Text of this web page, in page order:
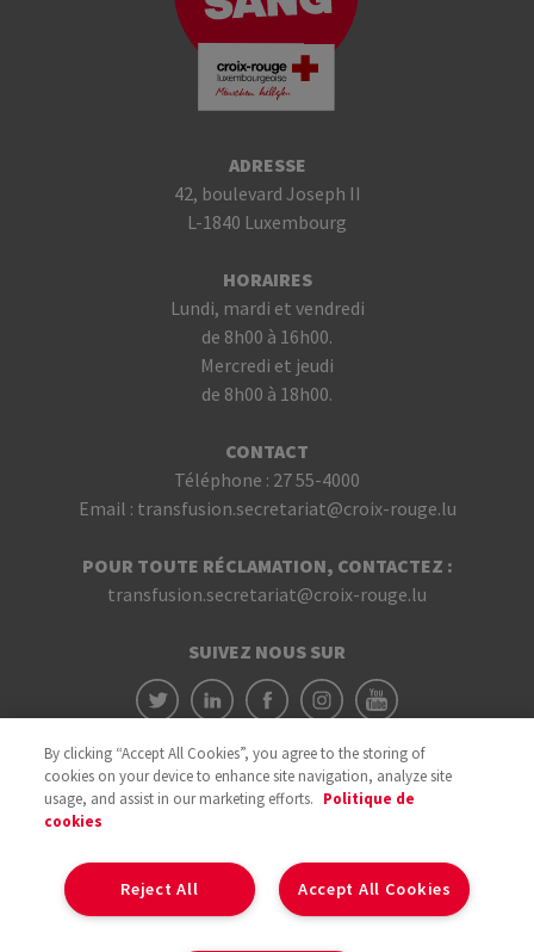
ADRESSE
42, boulevard Joseph II
L-1840 Luxembourg
HORAIRES
Lundi, mardi et vendredi
de 8h00 à 16h00.
Mercredi et jeudi
de 8h00 à 18h00.
CONTACT
Téléphone : 27 55-4000
Email : transfusion.secretariat@croix-rouge.lu
POUR TOUTE RÉCLAMATION, CONTACTEZ :
transfusion.secretariat@croix-rouge.lu
SUIVEZ NOUS SUR
By clicking “Accept All Cookies”, you agree to the storing of
cookies on your device to enhance site navigation, analyze site
usage, and assist in our marketing efforts. Politique de
cookies
Accept All Cookies
Reject All